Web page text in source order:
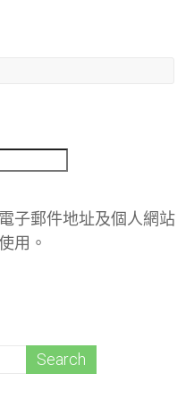
子郵件地址及個人網站
用。